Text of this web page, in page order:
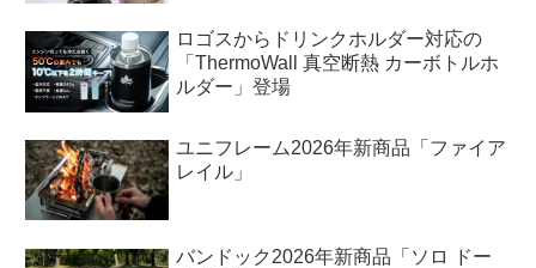
ロゴスからドリンクホルダー対応の
「ThermoWall 真空断熱 カーボトルホ
ルダー」登場
ユニフレーム2026年新商品「ファイア
レイル」
バンドック2026年新商品「ソロ ドー